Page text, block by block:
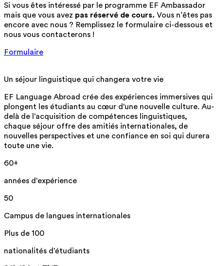
Si vous êtes intéressé par le programme EF Ambassador
mais que vous avez pas réservé de cours. Vous n’êtes pas
encore avec nous ? Remplissez le formulaire ci-dessous et
nous vous contacterons !
Formulaire
Un séjour linguistique qui changera votre vie
EF Language Abroad crée des expériences immersives qui
plongent les étudiants au cœur d'une nouvelle culture. Au-
delà de l'acquisition de compétences linguistiques,
chaque séjour offre des amitiés internationales, de
nouvelles perspectives et une confiance en soi qui durera
toute une vie.
60+
années d'expérience
50
Campus de langues internationales
Plus de 100
nationalités d'étudiants